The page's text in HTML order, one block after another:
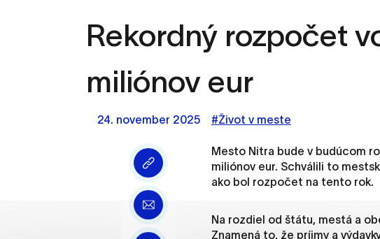
Rekordný rozpočet
miliónov eur
24. november 2025 #Život v meste
Mesto Nitra bude v budúcom
miliónov eur. Schválili to
ako bol rozpočet na tento rok.
Na rozdiel od štátu, mestá a
Znamená to, že príjmy a
Nastavenie cookies
Cookies sú malé súbory, do ktorých
Používajú sa napríklad k tomu, aby si
Vaša voľba v tomto okne.
Vyberte úroveň cookies,
Technické súbory cookie sú pre